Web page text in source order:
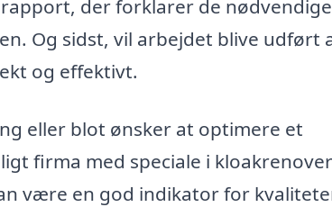
der forklarer de nødvendige
Og sidst, vil arbejdet blive udført
og effektivt.
eller blot ønsker at optimere et
firma med speciale i
være en god indikator for